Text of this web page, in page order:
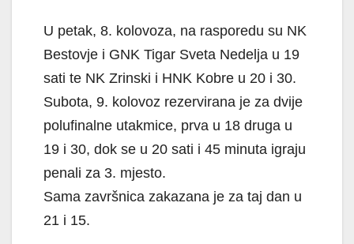
U petak, 8. kolovoza, na rasporedu su NK
Bestovje i GNK Tigar Sveta Nedelja u 19
sati te NK Zrinski i HNK Kobre u 20 i 30.
Subota, 9. kolovoz rezervirana je za dvije
polufinalne utakmice, prva u 18 druga u
19 i 30, dok se u 20 sati i 45 minuta igraju
penali za 3. mjesto.
Sama završnica zakazana je za taj dan u
21 i 15.